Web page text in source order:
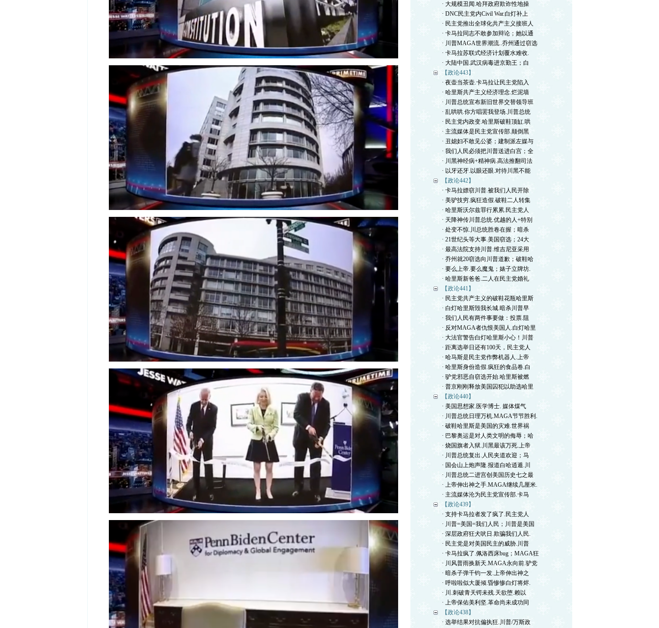
· 大规模丑闻.哈拜政府欺诈性地操
· DNC民主党内Civil War.白灯补上
· 民主党推出全球化共产主义接班人
· 卡马拉同志不敢参加辩论；她以通
· 川普MAGA世界潮流..乔州通过窃选
· 卡马拉苏联式经济计划覆水难收.
· 大陆中国.武汉病毒进京勤王；白
【政论443】
· 夜壶当茶壶.卡马拉让民主党陷入
· 哈里斯共产主义经济理念.烂泥墙
· 川普总统宣布新旧世界交替领导班
· 乱哄哄.你方唱罢我登场.川普总统
· 民主党内政变.哈里斯破鞋顶缸.哄
· 主流媒体是民主党宣传部.颠倒黑
· 丑媳妇不敢见公婆；建制派左媒与
· 我们人民必须把川普送进白宫；全
· 川黑神经病+精神病.高法推翻司法
· 以牙还牙.以眼还眼.对待川黑不能
【政论442】
· 卡马拉嫖窃川普.被我们人民开除
· 美驴技穷.疯狂造假.破鞋二人转集
· 哈里斯沃尔兹罪行累累.民主党人
· 天降神传川普总统.优越的人+特别
· 处变不惊.川总统胜卷在握；暗杀
· 21世纪头等大事.美国窃选；24大
· 最高法院支持川普.维吉尼亚采用
· 乔州就20窃选向川普道歉；破鞋哈
· 要么上帝.要么魔鬼；婊子立牌坊.
· 哈里斯新爸爸.二人在民主党婚礼
【政论441】
· 民主党共产主义的破鞋花瓶哈里斯
· 白灯哈里斯毁我长城.暗杀川普早
· 我们人民有两件事要做：投票.阻
· 反对MAGA者仇恨美国人.白灯哈里
· 大法官警告白灯哈里斯小心！川普
· 距离选举日还有100天，民主党人
· 哈马斯是民主党作弊机器人.上帝
· 哈里斯身份造假.疯狂的食品卷.白
· 驴党邪恶自窃选开始.哈里斯被燃
· 普京刚刚释放美国囚犯以助选哈里
【政论440】
· 美国思想家.医学博士. 媒体煤气
· 川普总统日理万机.MAGA节节胜利.
· 破鞋哈里斯是美国的灾难.世界祸
· 巴黎奥运是对人类文明的侮辱；哈
· 烧国旗者入狱.川黑最该万死.上帝
· 川普总统复出.人民夹道欢迎；马
· 国会山上炮声隆.报道白哈逍遁.川
· 川普总统二进宫创美国历史七之最
· 上帝伸出神之手.MAGA继续几厘米.
· 主流媒体沦为民主党宣传部.卡马
【政论439】
· 支持卡马拉者发了疯了.民主党人
· 川普=美国=我们人民；川普是美国
· 深层政府狂犬吠日.欺骗我们人民.
· 民主党是对美国民主的威胁.川普
· 卡马拉疯了.佩洛西床bug；MAGA狂
· 川风普雨换新天.MAGA永向前.驴党
· 暗杀子弹千钧一发.上帝伸出神之
· 呼啦啦似大厦倾.昏惨惨白灯将烬.
· 川.刺破青天锷未残.天欲堕.赖以
· 上帝保佑美利坚.革命尚未成功同
【政论438】
· 选举结果对抗偏执狂.川普/万斯政